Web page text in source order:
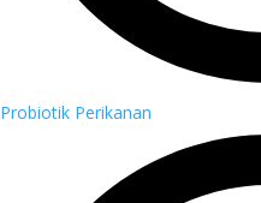
Probiotik Perikanan